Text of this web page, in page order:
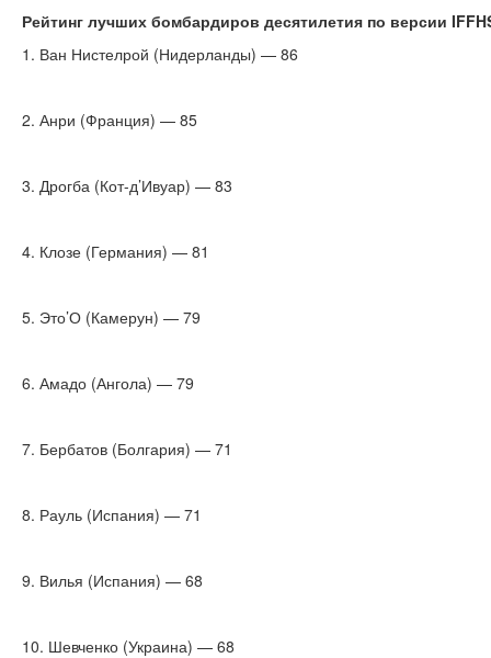
Рейтинг лучших бомбардиров десятилетия по версии
1. Ван Нистелрой (Нидерланды) — 86
2. Анри (Франция) — 85
3. Дрогба (Кот-д’Ивуар) — 83
4. Клозе (Германия) — 81
5. Это’О (Камерун) — 79
6. Амадо (Ангола) — 79
7. Бербатов (Болгария) — 71
8. Рауль (Испания) — 71
9. Вилья (Испания) — 68
10. Шевченко (Украина) — 68